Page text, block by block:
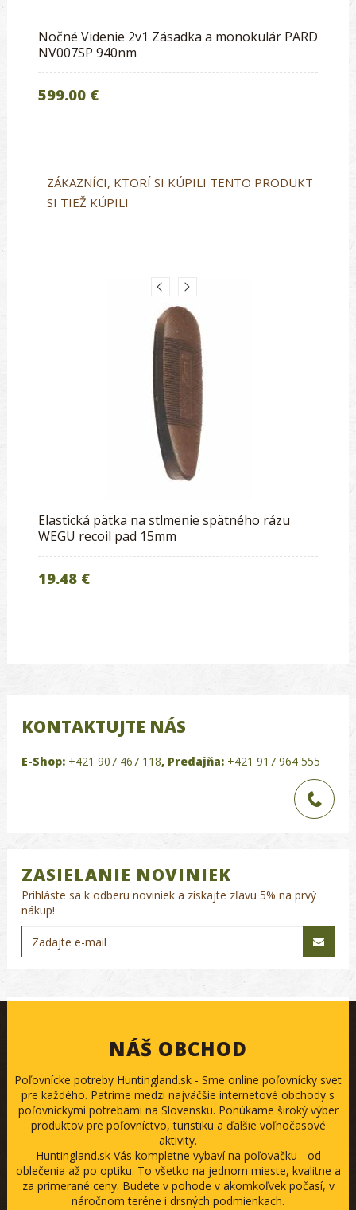
Nočné Videnie 2v1 Zásadka a monokulár PARD
NV007SP 940nm
599.00 €
ZÁKAZNÍCI, KTORÍ SI KÚPILI TENTO PRODUKT
SI TIEŽ KÚPILI
Elastická pätka na stlmenie spätného rázu
WEGU recoil pad 15mm
19.48 €
KONTAKTUJTE NÁS
E-Shop: +421 907 467 118, Predajňa: +421 917 964 555
ZASIELANIE NOVINIEK
Prihláste sa k odberu noviniek a získajte zľavu 5% na prvý
nákup!
NÁŠ OBCHOD
Poľovnícke potreby Huntingland.sk - Sme online poľovnícky svet
pre každého. Patríme medzi najväčšie internetové obchody s
poľovníckymi potrebami na Slovensku. Ponúkame široký výber
produktov pre poľovníctvo, turistiku a ďalšie voľnočasové
aktivity.
Huntingland.sk Vás kompletne vybaví na poľovačku - od
oblečenia až po optiku. To všetko na jednom mieste, kvalitne a
za primerané ceny. Budete v pohode v akomkoľvek počasí, v
náročnom teréne i drsných podmienkach.